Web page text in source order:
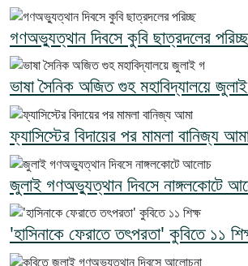
গণঅভ্যুত্থান দিবসে কুবি ছাত্রদলের পরিচ্ছ
ভাষা সৈনিক অজিত গুহ মহাবিদ্যালয়ে
ফ্যাসিস্টের বিদায়ের পর মামলা বানিজ্য
জুলাই গণঅভ্যুত্থান দিবসে নাঙ্গলকোটে
'হাসিনাকে ফেরাতে তৎপরতা' কুবিতে ১১